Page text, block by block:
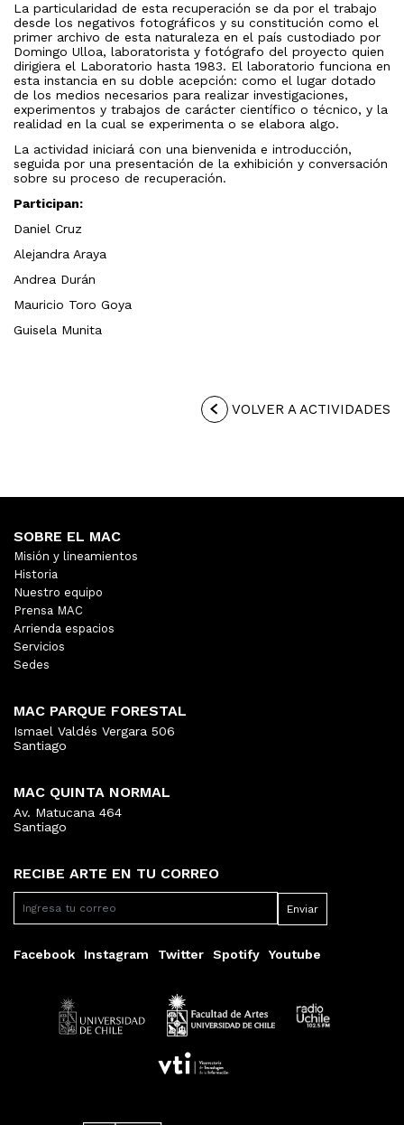
La particularidad de esta recuperación se da por el trabajo
desde los negativos fotográficos y su constitución como el
primer archivo de esta naturaleza en el país custodiado por
Domingo Ulloa, laboratorista y fotógrafo del proyecto quien
dirigiera el Laboratorio hasta 1983. El laboratorio funciona en
esta instancia en su doble acepción: como el lugar dotado
de los medios necesarios para realizar investigaciones,
experimentos y trabajos de carácter científico o técnico, y la
realidad en la cual se experimenta o se elabora algo.
La actividad iniciará con una bienvenida e introducción,
seguida por una presentación de la exhibición y conversación
sobre su proceso de recuperación.
Participan:
Daniel Cruz
Alejandra Araya
Andrea Durán
Mauricio Toro Goya
Guisela Munita
VOLVER A ACTIVIDADES
RECIBE ARTE EN TU CORREO
Facebook Instagram Twitter Spotify Youtube
SOBRE EL MAC
Misión y lineamientos
Historia
Nuestro equipo
Prensa MAC
Arrienda espacios
Servicios
Sedes
MAC PARQUE FORESTAL
Ismael Valdés Vergara 506
Santiago
MAC QUINTA NORMAL
Av. Matucana 464
Santiago